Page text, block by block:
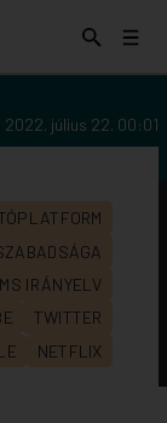
Keresés
Menü
2022. július 22. 00:01
IRÁNYELV
TWITTER
NETFLIX